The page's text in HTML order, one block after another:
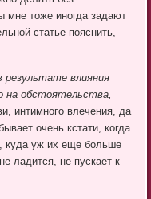
мне тоже иногда задают
статье пояснить,
результате влияния
на обстоятельства,
интимного влечения, да
очень кстати, когда
куда уж их еще больше
ладится, не пускает к